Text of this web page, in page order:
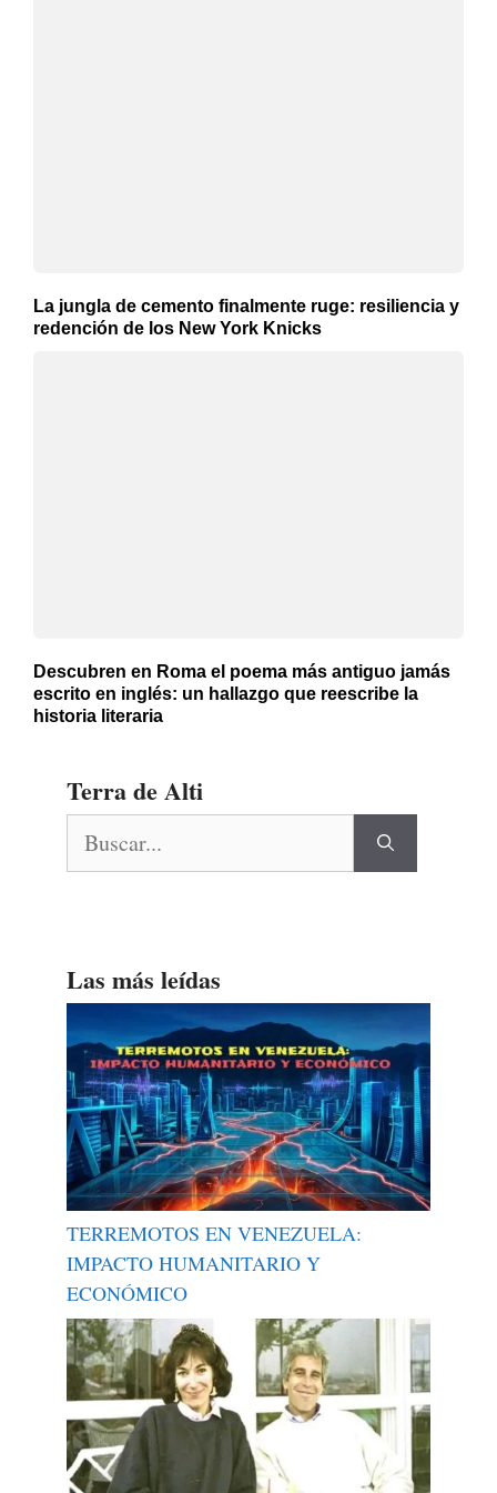
La jungla de cemento finalmente ruge: resiliencia y
redención de los New York Knicks
Descubren en Roma el poema más antiguo jamás
escrito en inglés: un hallazgo que reescribe la
historia literaria
Terra de Alti
Las más leídas
TERREMOTOS EN VENEZUELA:
IMPACTO HUMANITARIO Y
ECONÓMICO